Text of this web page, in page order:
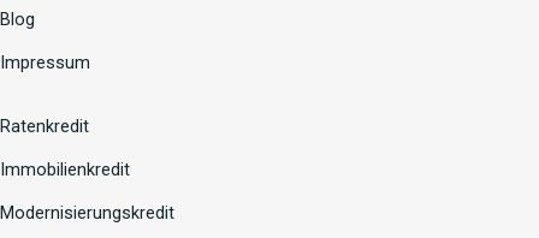
Blog
Impressum
Ratenkredit
Immobilienkredit
Modernisierungskredit